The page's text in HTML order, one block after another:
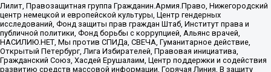
Лилит, Правозащитная группа Гражданин.Армия.Право, Нижегородский
центр немецкой и европейской культуры, Центр гендерных
исследований, Фонд защиты прав граждан Штаб, Институт права и
публичной политики, Фонд борьбы с коррупцией, Альянс врачей,
НАСИЛИЮ.НЕТ, Мы против СПИДа, СВЕЧА, Гуманитарное действие,
Открытый Петербург, Лига Избирателей, Правовая инициатива,
Гражданский Союз, Хасдей Ерушалаим, Центр поддержки и содействия
развитию средств массовой информации, Горячая Линия, В защиту